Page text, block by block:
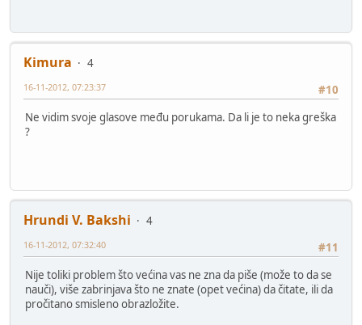
Kimura
4
#10
16-11-2012, 07:23:37
Ne vidim svoje glasove među porukama. Da li je to neka greška
?
Hrundi V. Bakshi
4
#11
16-11-2012, 07:32:40
Nije toliki problem što većina vas ne zna da piše (može to da se
nauči), više zabrinjava što ne znate (opet većina) da čitate, ili da
pročitano smisleno obrazložite.